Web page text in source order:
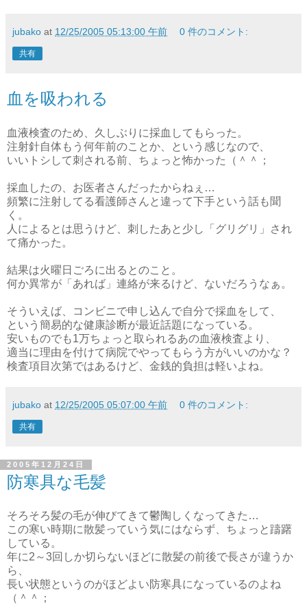
jubako at 12/25/2005 05:13:00 午前 0 件のコメント:
共有
血を吸われる
血液検査のため、久しぶりに採血してもらった。
注射針自体もう何年前のことか、という感じなので、
いいトシして刺される前、ちょっと怖かった（＾＾；
採血したの、お医者さんだったからねぇ…
頻繁に注射してる看護師さんと違って下手という話も聞
く。
人によるとは思うけど、刺したあと少し「グリグリ」され
て痛かった。
結果は火曜日ごろに出るとのこと。
何か異常が「あれば」連絡が来るけど、ないだろうなぁ。
そういえば、コンビニで申し込んで自分で採血をして、
という簡易的な健康診断が最近話題になっている。
安いものでも1万ちょっと取られるあの血液検査より、
適当に理由を付けて病院でやってもらう方がいいのかな？
検査項目次第ではあるけど、金銭的負担は軽いよね。
jubako at 12/25/2005 05:07:00 午前 0 件のコメント:
共有
2005年12月24日
防寒具な毛髪
そろそろ髪の毛が伸びてきて鬱陶しくなってきた…
この寒い時期に散髪っていう気にはならず、ちょっと躊躇
している。
年に2～3回しか切らないほどに散髪の前後で長さが違うか
ら、
長い状態というのがほどよい防寒具になっているのよね
（＾＾；